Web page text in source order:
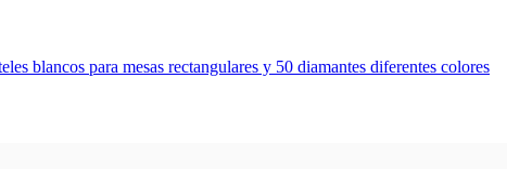
blancos para mesas rectangulares y 50 diamantes diferentes colores